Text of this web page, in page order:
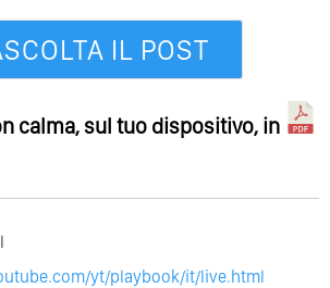
IL POST
calma, sul tuo dispositivo, in
yt/playbook/it/live.html